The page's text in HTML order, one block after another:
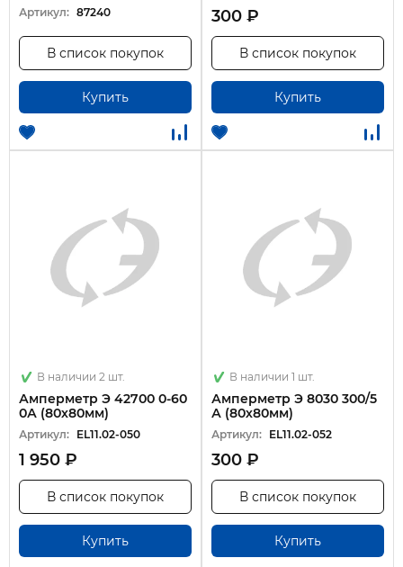
Артикул: 87240
Купить
В список покупок
300 ₽
Купить
В список покупок
В наличии 2 шт.
Амперметр Э 42700 0-60
0А (80х80мм)
Артикул: EL11.02-050
1 950 ₽
Купить
В список покупок
В наличии 1 шт.
Амперметр Э 8030 300/5
А (80х80мм)
Артикул: EL11.02-052
300 ₽
Купить
В список покупок